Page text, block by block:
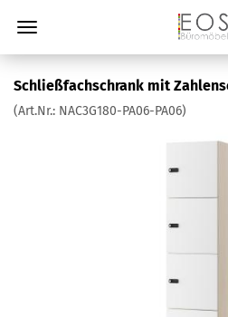
Schließfachschrank mit
(Art.Nr.: NAC3G180-PA06-PA06)